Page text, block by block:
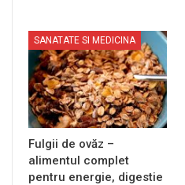
SANATATE SI MEDICINA
Fulgii de ovăz –
alimentul complet
pentru energie, digestie